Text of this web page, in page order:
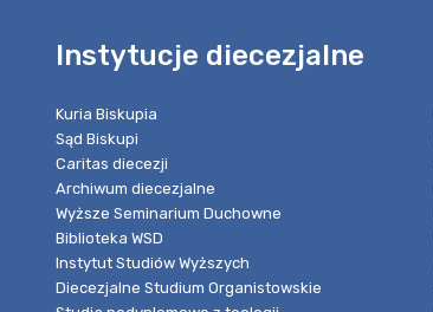
Instytucje diecezjalne
Kuria Biskupia
Sąd Biskupi
Caritas diecezji
Archiwum diecezjalne
Wyższe Seminarium Duchowne
Biblioteka WSD
Instytut Studiów Wyższych
Diecezjalne Studium Organistowskie